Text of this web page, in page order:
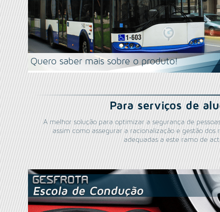
Quero saber mais sobre o produto!
Para serviços de
A melhor solução para optimizar a segurança de
assim como assegurar a racionalização e gestão dos
adequadas a este ramo de